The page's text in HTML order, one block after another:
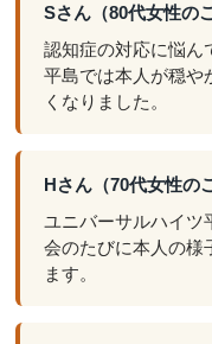
Sさん（80代女性の
認知症の対応に悩ん
平島では本人が穏や
くなりました。
Hさん（70代女性の
ユニバーサルハイツ
会のたびに本人の様
ます。